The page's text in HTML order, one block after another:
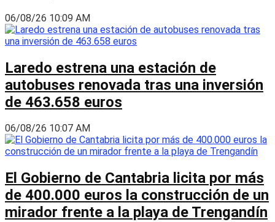
06/08/26 10:09 AM
Laredo estrena una estación de
autobuses renovada tras una inversión
de 463.658 euros
06/08/26 10:07 AM
El Gobierno de Cantabria licita por más
de 400.000 euros la construcción de un
mirador frente a la playa de Trengandín